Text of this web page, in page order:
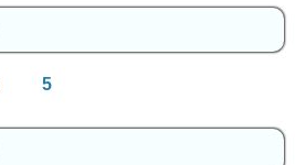
5